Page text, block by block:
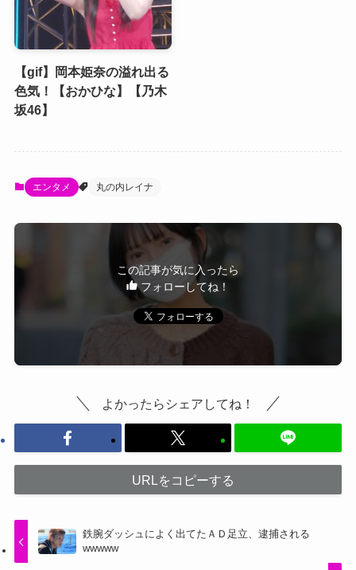
【gif】岡本姫奈の溢れ出る
色気！【おかひな】【乃木
坂46】
エンタメ 丸の内レイナ
この記事が気に入ったら
フォローしてね！
よかったらシェアしてね！
URLをコピーする
鉄腕ダッシュによく出てたＡＤ足立、逮捕される
wwwww